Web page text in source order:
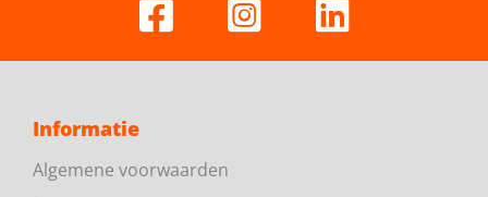
Informatie
Algemene voorwaarden